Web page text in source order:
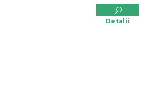
Detalii